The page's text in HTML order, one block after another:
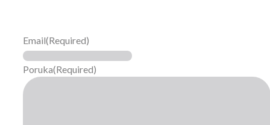
Email(Required)
Poruka(Required)